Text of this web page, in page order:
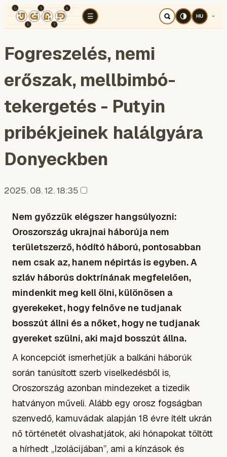
☰
TÉR KOGNITÍV HÁBORÚ
HU
Fogreszelés, nemi
erőszak, mellbimbó-
tekergetés - Putyin
pribékjeinek halálgyára
Donyeckben
2025. 08. 12. 18:35
Nem győzzük elégszer hangsúlyozni:
Oroszország ukrajnai háborúja nem
területszerző, hódító háború, pontosabban
nem csak az, hanem népirtás is egyben. A
szláv háborús doktrínának megfelelően,
mindenkit meg kell ölni, különösen a
gyerekeket, hogy felnőve ne tudjanak
bosszút állni és a nőket, hogy ne tudjanak
gyereket szülni, aki majd bosszút állna.
A koncepciót ismerhetjük a balkáni háborúk
során tanúsított szerb viselkedésből is,
Oroszország azonban mindezeket a tizedik
hatványon műveli. Alább egy orosz fogságban
szenvedő, kamuvádak alapján 18 évre ítélt ukrán
nő történetét olvashatjátok, aki hónapokat töltött
a hírhedt „Izolácijában”, ami a kínzások és